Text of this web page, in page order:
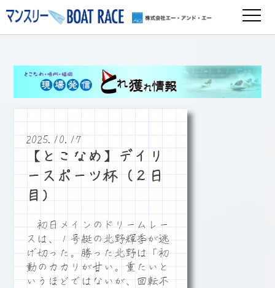
2025.10.17
【とこなめ】デイリ
ースポーツ杯（２日
目）
初日メインのドリームレー
スは、１号艇の北野輝季が逃
げ切った。勝った北野は「初
動のカカリが甘い。重たいと
いうほどではないが、回転不